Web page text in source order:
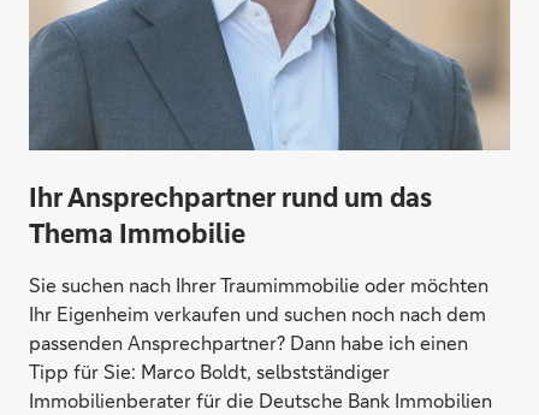
Ruhestand planen
Ihr Ansprechpartner rund um das
Thema Immobilie
Sie suchen nach Ihrer Traumimmobilie oder möchten
Ihr Eigenheim verkaufen und suchen noch nach dem
passenden Ansprechpartner? Dann habe ich einen
Tipp für Sie: Marco Boldt, selbstständiger
Immobilienberater für die Deutsche Bank Immobilien